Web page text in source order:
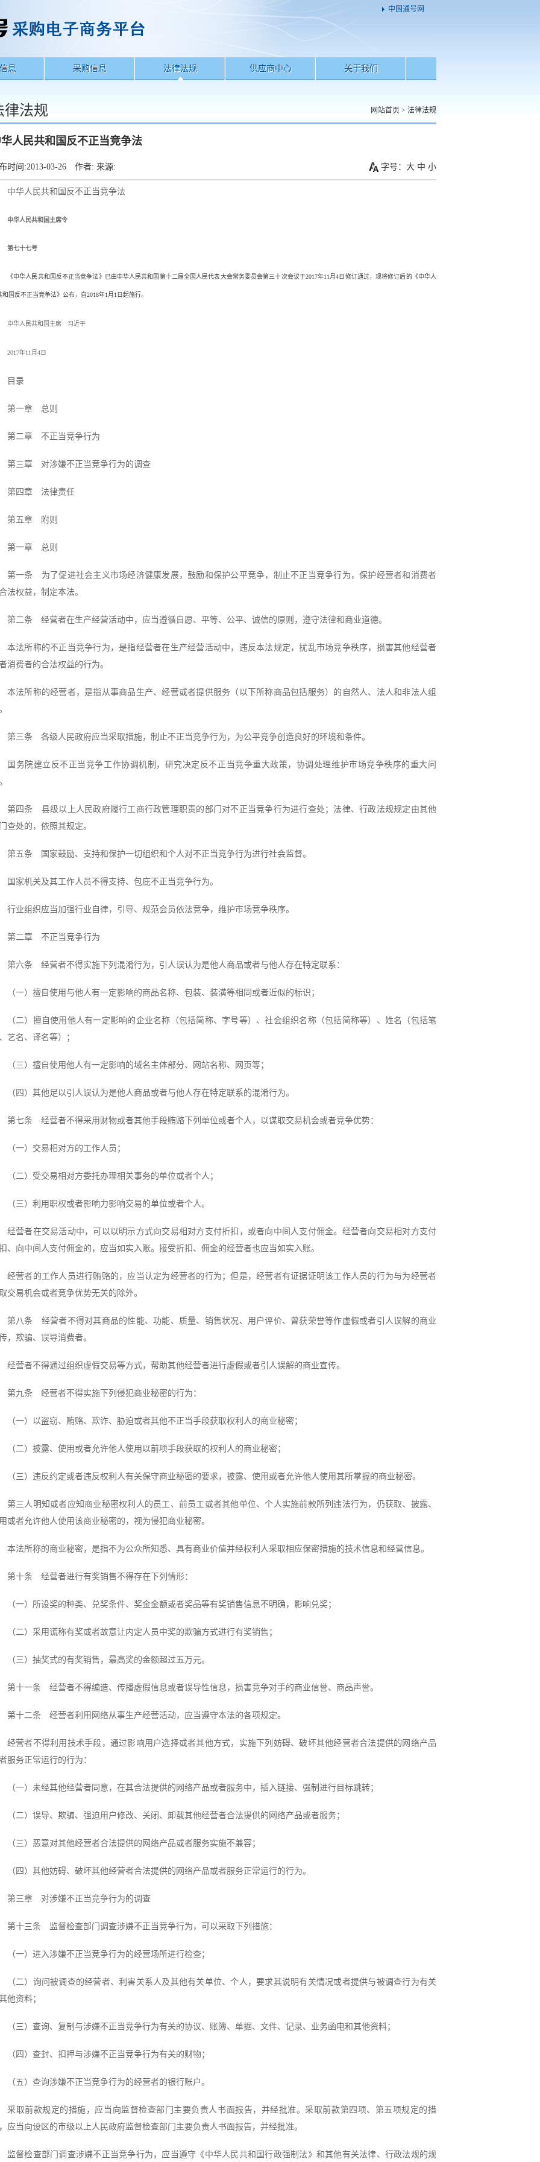
中国通号网
息 采购信息 法律法规 供应商中心 关于我们
网站首页 > 法律法规
律法规
人民共和国反不正当竞争法
时间:2013-03-26 作者: 来源: 字号： 大 中 小
中华人民共和国反不正当竞争法
中华人民共和国主席令
第七十七号
《中华人民共和国反不正当竞争法》已由中华人民共和国第十二届全国人民代表大会常务委员会第三十次会议于2017年11月4日修订通过，现将修订后的《中华人
和国反不正当竞争法》公布，自2018年1月1日起施行。
中华人民共和国主席 习近平
2017年11月4日
目录
第一章 总则
第二章 不正当竞争行为
第三章 对涉嫌不正当竞争行为的调查
第四章 法律责任
第五章 附则
第一章 总则
第一条 为了促进社会主义市场经济健康发展，鼓励和保护公平竞争，制止不正当竞争行为，保护经营者和消费者
法权益，制定本法。
第二条 经营者在生产经营活动中，应当遵循自愿、平等、公平、诚信的原则，遵守法律和商业道德。
本法所称的不正当竞争行为，是指经营者在生产经营活动中，违反本法规定，扰乱市场竞争秩序，损害其他经营者
消费者的合法权益的行为。
本法所称的经营者，是指从事商品生产、经营或者提供服务（以下所称商品包括服务）的自然人、法人和非法人组
第三条 各级人民政府应当采取措施，制止不正当竞争行为，为公平竞争创造良好的环境和条件。
国务院建立反不正当竞争工作协调机制，研究决定反不正当竞争重大政策，协调处理维护市场竞争秩序的重大问
第四条 县级以上人民政府履行工商行政管理职责的部门对不正当竞争行为进行查处；法律、行政法规规定由其他
查处的，依照其规定。
第五条 国家鼓励、支持和保护一切组织和个人对不正当竞争行为进行社会监督。
国家机关及其工作人员不得支持、包庇不正当竞争行为。
行业组织应当加强行业自律，引导、规范会员依法竞争，维护市场竞争秩序。
第二章 不正当竞争行为
第六条 经营者不得实施下列混淆行为，引人误认为是他人商品或者与他人存在特定联系：
（一）擅自使用与他人有一定影响的商品名称、包装、装潢等相同或者近似的标识；
（二）擅自使用他人有一定影响的企业名称（包括简称、字号等）、社会组织名称（包括简称等）、姓名（包括笔
艺名、译名等）；
（三）擅自使用他人有一定影响的域名主体部分、网站名称、网页等；
（四）其他足以引人误认为是他人商品或者与他人存在特定联系的混淆行为。
第七条 经营者不得采用财物或者其他手段贿赂下列单位或者个人，以谋取交易机会或者竞争优势：
（一）交易相对方的工作人员；
（二）受交易相对方委托办理相关事务的单位或者个人；
（三）利用职权或者影响力影响交易的单位或者个人。
经营者在交易活动中，可以以明示方式向交易相对方支付折扣，或者向中间人支付佣金。经营者向交易相对方支付
、向中间人支付佣金的，应当如实入账。接受折扣、佣金的经营者也应当如实入账。
经营者的工作人员进行贿赂的，应当认定为经营者的行为；但是，经营者有证据证明该工作人员的行为与为经营者
交易机会或者竞争优势无关的除外。
第八条 经营者不得对其商品的性能、功能、质量、销售状况、用户评价、曾获荣誉等作虚假或者引人误解的商业
，欺骗、误导消费者。
经营者不得通过组织虚假交易等方式，帮助其他经营者进行虚假或者引人误解的商业宣传。
第九条 经营者不得实施下列侵犯商业秘密的行为：
（一）以盗窃、贿赂、欺诈、胁迫或者其他不正当手段获取权利人的商业秘密；
（二）披露、使用或者允许他人使用以前项手段获取的权利人的商业秘密；
（三）违反约定或者违反权利人有关保守商业秘密的要求，披露、使用或者允许他人使用其所掌握的商业秘密。
第三人明知或者应知商业秘密权利人的员工、前员工或者其他单位、个人实施前款所列违法行为，仍获取、披露、
或者允许他人使用该商业秘密的，视为侵犯商业秘密。
本法所称的商业秘密，是指不为公众所知悉、具有商业价值并经权利人采取相应保密措施的技术信息和经营信息。
第十条 经营者进行有奖销售不得存在下列情形：
（一）所设奖的种类、兑奖条件、奖金金额或者奖品等有奖销售信息不明确，影响兑奖；
（二）采用谎称有奖或者故意让内定人员中奖的欺骗方式进行有奖销售；
（三）抽奖式的有奖销售，最高奖的金额超过五万元。
第十一条 经营者不得编造、传播虚假信息或者误导性信息，损害竞争对手的商业信誉、商品声誉。
第十二条 经营者利用网络从事生产经营活动，应当遵守本法的各项规定。
经营者不得利用技术手段，通过影响用户选择或者其他方式，实施下列妨碍、破坏其他经营者合法提供的网络产品
服务正常运行的行为：
（一）未经其他经营者同意，在其合法提供的网络产品或者服务中，插入链接、强制进行目标跳转；
（二）误导、欺骗、强迫用户修改、关闭、卸载其他经营者合法提供的网络产品或者服务；
（三）恶意对其他经营者合法提供的网络产品或者服务实施不兼容；
（四）其他妨碍、破坏其他经营者合法提供的网络产品或者服务正常运行的行为。
第三章 对涉嫌不正当竞争行为的调查
第十三条 监督检查部门调查涉嫌不正当竞争行为，可以采取下列措施：
（一）进入涉嫌不正当竞争行为的经营场所进行检查；
（二）询问被调查的经营者、利害关系人及其他有关单位、个人，要求其说明有关情况或者提供与被调查行为有关
他资料；
（三）查询、复制与涉嫌不正当竞争行为有关的协议、账簿、单据、文件、记录、业务函电和其他资料；
（四）查封、扣押与涉嫌不正当竞争行为有关的财物；
（五）查询涉嫌不正当竞争行为的经营者的银行账户。
采取前款规定的措施，应当向监督检查部门主要负责人书面报告，并经批准。采取前款第四项、第五项规定的措
应当向设区的市级以上人民政府监督检查部门主要负责人书面报告，并经批准。
监督检查部门调查涉嫌不正当竞争行为，应当遵守《中华人民共和国行政强制法》和其他有关法律、行政法规的规